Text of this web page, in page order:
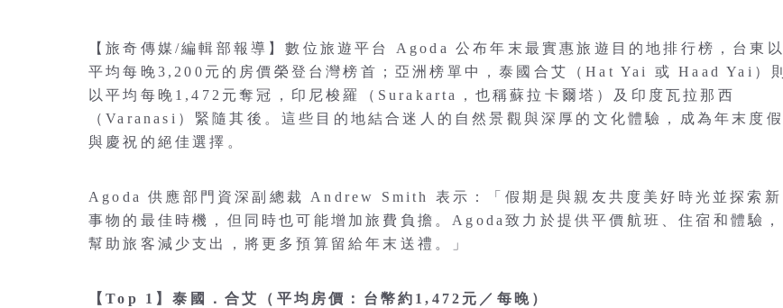
【旅奇傳媒/編輯部報導】數位旅遊平台 Agoda 公布年末最實惠旅遊目的地排行榜，台東以
平均每晚3,200元的房價榮登台灣榜首；亞洲榜單中，泰國合艾（Hat Yai 或 Haad Yai）則
以平均每晚1,472元奪冠，印尼梭羅（Surakarta，也稱蘇拉卡爾塔）及印度瓦拉那西
（Varanasi）緊隨其後。這些目的地結合迷人的自然景觀與深厚的文化體驗，成為年末度假
與慶祝的絕佳選擇。
Agoda 供應部門資深副總裁 Andrew Smith 表示：「假期是與親友共度美好時光並探索新
事物的最佳時機，但同時也可能增加旅費負擔。Agoda致力於提供平價航班、住宿和體驗，
幫助旅客減少支出，將更多預算留給年末送禮。」
【Top 1】泰國．合艾（平均房價：台幣約1,472元／每晚）